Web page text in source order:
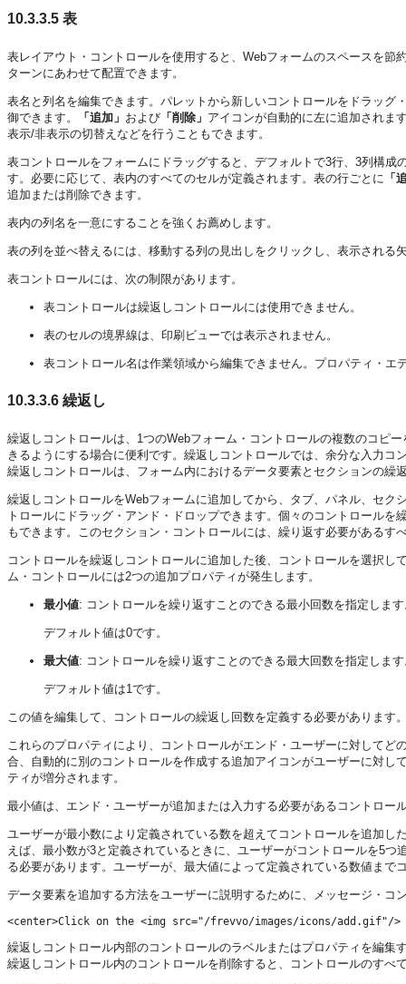
10.3.3.5 表
表レイアウト・コントロールを使用すると、Webフォームのスペースを
ターンにあわせて配置できます。
表名と列名を編集できます。パレットから新しいコントロールをドラッ
御できます。
「追加」 および 「削除」 アイコンが自動的に左に追加されま
表示/非表示の切替えなどを行うこともできます。
表コントロールをフォームにドラッグすると、デフォルトで3行、3列構
す。必要に応じて、表内のすべてのセルが定義されます。表の行ごとに 「
追加または削除できます。
表内の列名を一意にすることを強くお薦めします。
表の列を並べ替えるには、移動する列の見出しをクリックし、表示され
表コントロールには、次の制限があります。
表コントロールは繰返しコントロールには使用できません。
表のセルの境界線は、印刷ビューでは表示されません。
表コントロール名は作業領域から編集できません。プロパティ・エ
10.3.3.6 繰返し
繰返しコントロールは、1つのWebフォーム・コントロールの複数のコピ
きるようにする場合に便利です。繰返しコントロールでは、余分な入力
繰返しコントロールは、フォーム内におけるデータ要素とセクションの繰
繰返しコントロールをWebフォームに追加してから、タブ、パネル、セ
トロールにドラッグ・アンド・ドロップできます。個々のコントロール
もできます。このセクション・コントロールには、繰り返す必要がある
コントロールを繰返しコントロールに追加した後、コントロールを選択
ム・コントロールには2つの追加プロパティが発生します。
最小値: コントロールを繰り返すことのできる最小回数を指定しま
デフォルト値は0です。
最大値: コントロールを繰り返すことのできる最大回数を指定しま
デフォルト値は1です。
この値を編集して、コントロールの繰返し回数を定義する必要がありま
これらのプロパティにより、コントロールがエンド・ユーザーに対して
合、自動的に別のコントロールを作成する追加アイコンがユーザーに対
ティが増分されます。
最小値は、エンド・ユーザーが追加または入力する必要があるコントロー
ユーザーが最小数により定義されている数を超えてコントロールを追加
えば、最小数が3と定義されているときに、ユーザーがコントロールを5
る必要があります。ユーザーが、最大値によって定義されている数値ま
データ要素を追加する方法をユーザーに説明するために、メッセージ・
繰返しコントロール内部のコントロールのラベルまたはプロパティを編
繰返しコントロール内のコントロールを削除すると、コントロールのすべ